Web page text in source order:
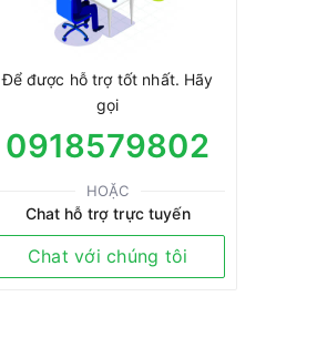
Để được hỗ trợ tốt nhất. Hãy
gọi
0918579802
HOẶC
Chat hỗ trợ trực tuyến
Chat với chúng tôi